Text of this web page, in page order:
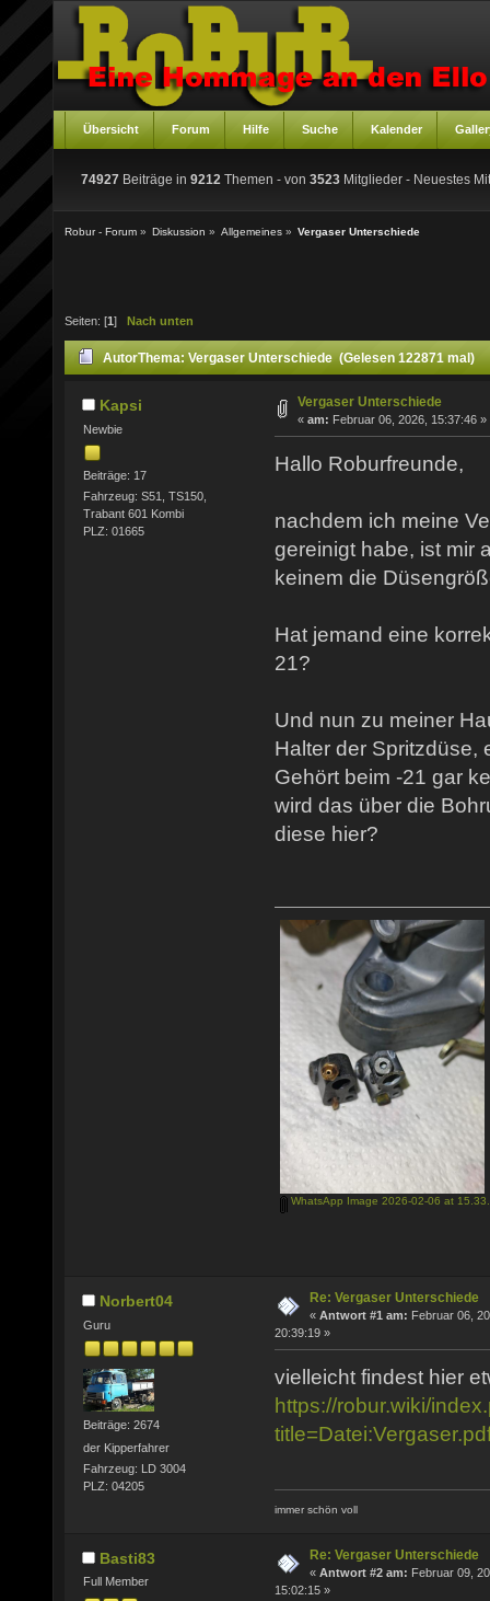
Übersicht Forum Hilfe Suche Kalender
74927 Beiträge in 9212 Themen - von 3523 Mitglieder - Neuestes
Robur - Forum » Diskussion » Allgemeines » Vergaser Unterschiede
Seiten: [1 ] Nach unten
AutorThema: Vergaser Unterschiede (Gelesen 122871 mal)
Kapsi
Newbie
Beiträge: 17
Fahrzeug: S51, TS150,
Trabant 601 Kombi
PLZ: 01665
Vergaser Unterschiede
« am: Februar 06, 2026, 15:37:46 »
Hallo Roburfreunde,
nachdem ich meine
gereinigt habe, ist mir
keinem die
Hat jemand eine
21?
Und nun zu meiner
Halter der Spritzdüse,
Gehört beim -21 gar
wird das über die
diese hier?
WhatsApp Image 2026-02-06 at
Norbert04
Guru
Beiträge: 2674
der Kipperfahrer
Fahrzeug: LD 3004
PLZ: 04205
Re: Vergaser Unterschiede
« Antwort #1 am: Februar 06,
20:39:19 »
vielleicht findest hier
https://robur.wiki/
immer schön voll
Basti83
Full Member
Re: Vergaser Unterschiede
« Antwort #2 am: Februar 09,
15:02:15 »